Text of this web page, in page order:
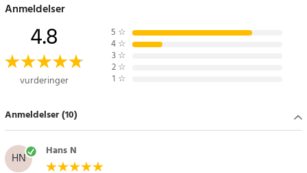
Specifikation:
- Antal isterninger: 20
- Genanvendelig: Ja
- Forudfyldt: Ja
- Kan maskinvaskes: Nej
Article number:102205
Anmeldelser
4.8
vurderinger
5 ☆
4 ☆
3 ☆
2 ☆
1 ☆
Anmeldelser (10)
HN Hans N